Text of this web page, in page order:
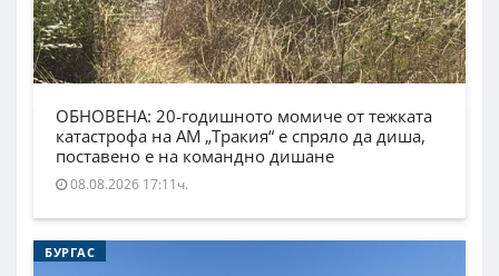
ОБНОВЕНА: 20-годишното момиче от тежката
катастрофа на АМ „Тракия“ е спряло да диша,
поставено е на командно дишане
08.08.2026 17:11ч.
БУРГАС